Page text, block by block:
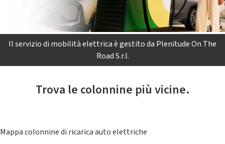
Il servizio di mobilità elettrica è gestito da Plenitude On The
Road S.r.l.
Trova le colonnine più vicine.
Mappa colonnine di ricarica auto elettriche